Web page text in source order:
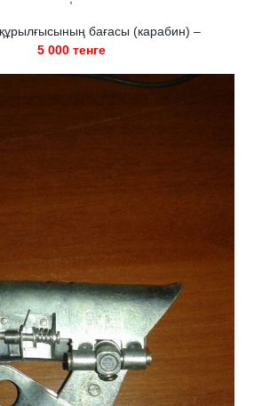
құрылғысының бағасы (карабин) –
5 000 тенге